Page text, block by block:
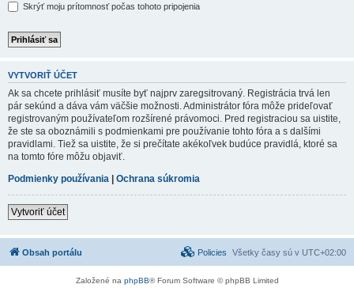
Skrýť moju prítomnosť počas tohoto pripojenia
VYTVORIŤ ÚČET
Ak sa chcete prihlásiť musíte byť najprv zaregsitrovaný. Registrácia trvá len
pár sekúnd a dáva vám väčšie možnosti. Administrátor fóra môže prideľovať
registrovaným používateľom rozšírené právomoci. Pred registraciou sa uistite,
že ste sa oboznámili s podmienkami pre používanie tohto fóra a s dalšími
pravidlami. Tiež sa uistite, že si prečítate akékoľvek budúce pravidlá, ktoré sa
na tomto fóre môžu objaviť.
Podmienky používania | Ochrana súkromia
Vytvoriť účet
Obsah portálu Všetky časy sú v UTC+02:00
Policies
Založené na phpBB® Forum Software © phpBB Limited